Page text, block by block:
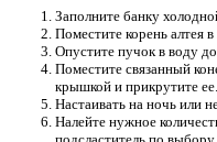
Заполните банку
Поместите корень алтея
Опустите пучок в воду
Поместите связанный
крышкой и прикрутите ее.
Настаивать на ночь или
Налейте нужное